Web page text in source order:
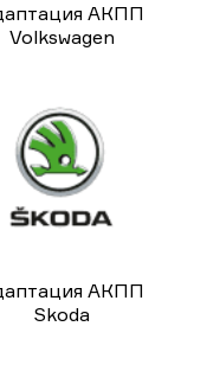
АКПП
Volkswagen
АКПП
Skoda